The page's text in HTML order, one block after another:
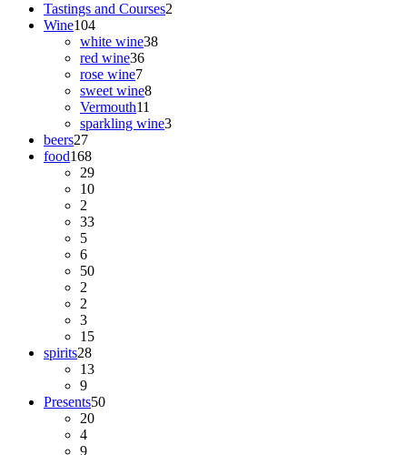
Tastings and Courses2
Wine104
white wine38
red wine36
rose wine7
sweet wine8
Vermouth11
sparkling wine3
beers27
food168
29
10
2
33
5
6
50
2
2
3
15
spirits28
13
9
Presents50
20
4
9